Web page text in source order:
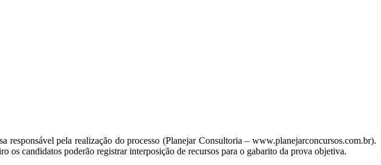
responsável pela realização do processo (Planejar Consultoria – www.planejarconcursos.com.br).
os candidatos poderão registrar interposição de recursos para o gabarito da prova objetiva.